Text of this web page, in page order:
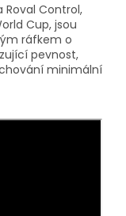
Roval Control,
Cup, jsou
ráfkem o
pevnost,
minimální